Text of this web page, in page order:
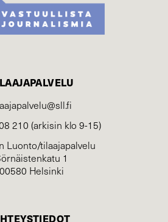
210 (arkisin klo 9-15)
Luonto/tilaajapalvelu
1
00580 Helsinki